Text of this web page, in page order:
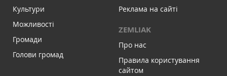
Культури
Можливості
Громади
Голови громад
Реклама на сайті
ZEMLIAK
Про нас
Правила користування
сайтом